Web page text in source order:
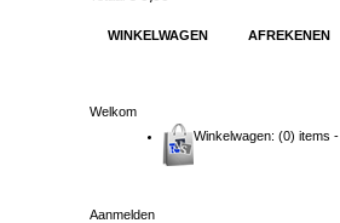
WINKELWAGEN AFREKENEN
Winkelwagen: (0) items -
Welkom
Aanmelden